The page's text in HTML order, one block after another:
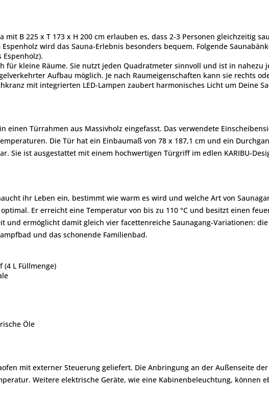
mit B 225 x T 173 x H 200 cm erlauben es, dass 2-3 Personen gleichzeitig
wird das Sauna-Erlebnis besonders bequem. Folgende
für kleine Räume. Sie nutzt jeden Quadratmeter sinnvoll und ist in
Aufbau möglich. Je nach Raumeigenschaften kann sie rechts
mit integrierten LED-Lampen zaubert harmonisches Licht um Deine
einen Türrahmen aus Massivholz eingefasst. Das verwendete
Die Tür hat ein Einbaumaß von 78 x 187,1 cm und ein
Sie ist ausgestattet mit einem hochwertigen Türgriff im edlen KARIBU-
ihr Leben ein, bestimmt wie warm es wird und welche Art von
Er erreicht eine Temperatur von bis zu 110 °C und besitzt einen
und ermöglicht damit gleich vier facettenreiche Saunagang-Variationen:
und das schonende Familienbad.
L Füllmenge)
Öle
mit externer Steuerung geliefert. Die Anbringung an der Außenseite
Weitere elektrische Geräte, wie eine Kabinenbeleuchtung, können